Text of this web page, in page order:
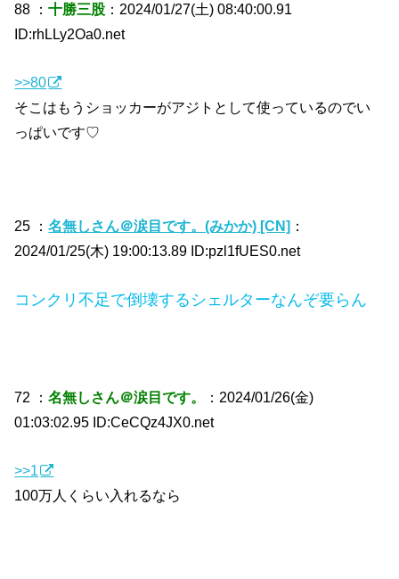
88 ：十勝三股 ：2024/01/27(土) 08:40:00.91
ID:rhLLy2Oa0.net
>>80
そこはもうショッカーがアジトとして使っているのでい
っぱいです♡
25 ：名無しさん＠涙目です。(みかか) [CN] ：
2024/01/25(木) 19:00:13.89 ID:pzl1fUES0.net
コンクリ不足で倒壊するシェルターなんぞ要らん
72 ：名無しさん＠涙目です。
：2024/01/26(金)
01:03:02.95 ID:CeCQz4JX0.net
>>1
100万人くらい入れるなら